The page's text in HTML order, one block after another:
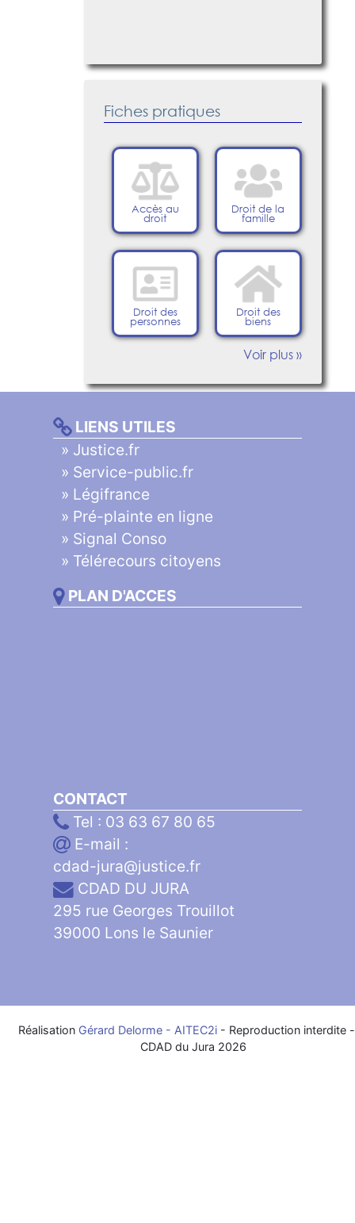
Fiches pratiques
Accès au
droit
Droit de la
famille
Droit des
personnes
Droit des
biens
Voir plus »
LIENS UTILES
» Justice.fr
» Service-public.fr
» Légifrance
» Pré-plainte en ligne
» Signal Conso
» Télérecours citoyens
PLAN D'ACCES
CONTACT
Tel : 03 63 67 80 65
E-mail :
cdad-jura@justice.fr
CDAD DU JURA
295 rue Georges Trouillot
39000 Lons le Saunier
Réalisation Gérard Delorme - AITEC2i - Reproduction interdite
CDAD du Jura 2026